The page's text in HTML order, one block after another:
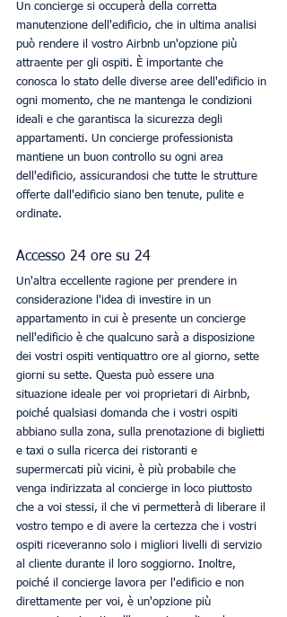
Un concierge si occuperà della corretta
manutenzione dell'edificio, che in ultima analisi
può rendere il vostro Airbnb un'opzione più
attraente per gli ospiti. È importante che
conosca lo stato delle diverse aree dell'edificio in
ogni momento, che ne mantenga le condizioni
ideali e che garantisca la sicurezza degli
appartamenti. Un concierge professionista
mantiene un buon controllo su ogni area
dell'edificio, assicurandosi che tutte le strutture
offerte dall'edificio siano ben tenute, pulite e
ordinate.
Accesso 24 ore su 24
Un'altra eccellente ragione per prendere in
considerazione l'idea di investire in un
appartamento in cui è presente un concierge
nell'edificio è che qualcuno sarà a disposizione
dei vostri ospiti ventiquattro ore al giorno, sette
giorni su sette. Questa può essere una
situazione ideale per voi proprietari di Airbnb,
poiché qualsiasi domanda che i vostri ospiti
abbiano sulla zona, sulla prenotazione di biglietti
e taxi o sulla ricerca dei ristoranti e
supermercati più vicini, è più probabile che
venga indirizzata al concierge in loco piuttosto
che a voi stessi, il che vi permetterà di liberare il
vostro tempo e di avere la certezza che i vostri
ospiti riceveranno solo i migliori livelli di servizio
al cliente durante il loro soggiorno. Inoltre,
poiché il concierge lavora per l'edificio e non
direttamente per voi, è un'opzione più